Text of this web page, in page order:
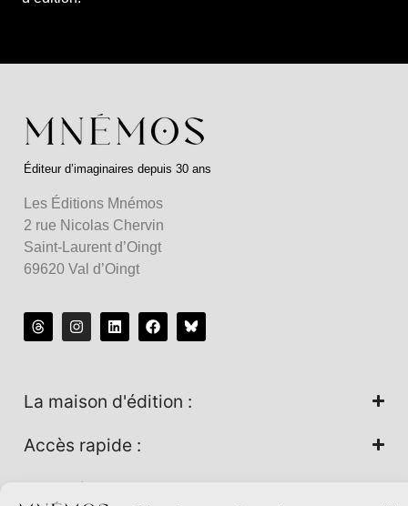
Éditeur d’imaginaires depuis 30 ans
Les Éditions Mnémos
2 rue Nicolas Chervin
Saint-Laurent d’Oingt
69620 Val d’Oingt
La maison d'édition :
Accès rapide :
Nos univers :